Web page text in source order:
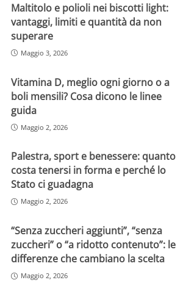
Maltitolo e polioli nei biscotti light:
vantaggi, limiti e quantità da non
superare
Maggio 3, 2026
Vitamina D, meglio ogni giorno o a
boli mensili? Cosa dicono le linee
guida
Maggio 2, 2026
Palestra, sport e benessere: quanto
costa tenersi in forma e perché lo
Stato ci guadagna
Maggio 2, 2026
“Senza zuccheri aggiunti”, “senza
zuccheri” o “a ridotto contenuto”: le
differenze che cambiano la scelta
Maggio 2, 2026